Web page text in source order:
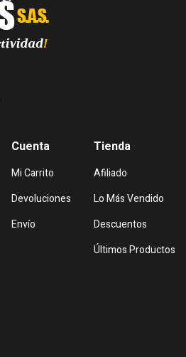
Cuenta
Mi Carrito
Devoluciones
Envío
Tienda
Afiliado
Lo Más Vendido
Descuentos
Últimos Productos